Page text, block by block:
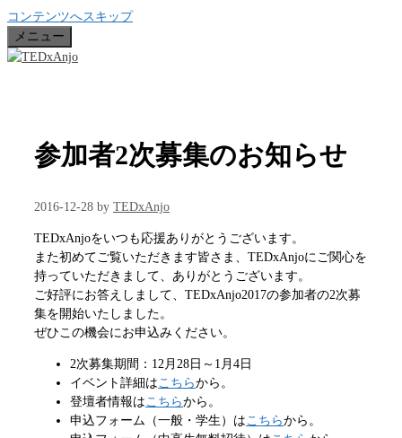
コンテンツへスキップ
メニュー
参加者2次募集のお知らせ
2016-12-28 by TEDxAnjo
TEDxAnjoをいつも応援ありがとうございます。
また初めてご覧いただきます皆さま、TEDxAnjoにご関心を
持っていただきまして、ありがとうございます。
ご好評にお答えしまして、TEDxAnjo2017の参加者の2次募
集を開始いたしました。
ぜひこの機会にお申込みください。
2次募集期間：12月28日～1月4日
イベント詳細は こちらから。
登壇者情報は こちらから。
申込フォーム（一般・学生）は こちらから。